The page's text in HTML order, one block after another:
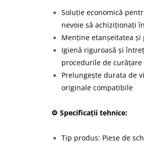
Soluție economică
nevoie să achiziționați
Menține etanșeitatea
Igienă riguroasă și
procedurile de
Prelungește durata de
originale compatibile
⚙️ Specificații tehnice:
Tip produs: Piese de